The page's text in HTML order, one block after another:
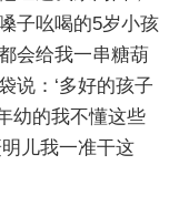
子吆喝的5岁小孩
会给我一串糖葫
说：‘多好的孩子
幼的我不懂这些
儿我一准干这